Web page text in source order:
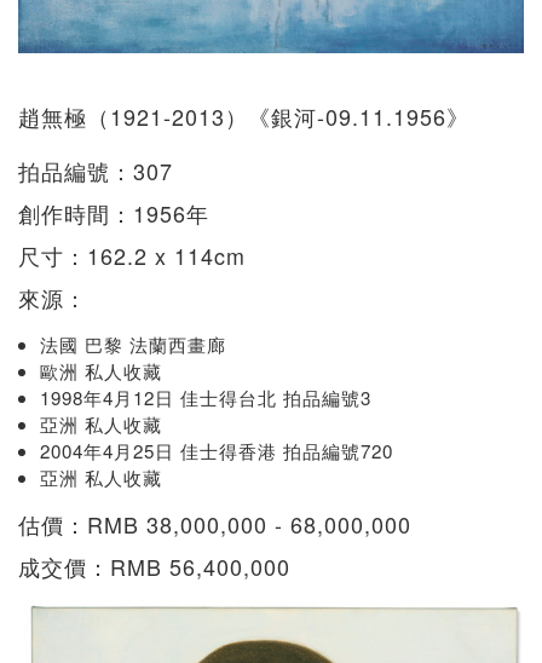
趙無極（1921-2013）《銀河-09.11.1956》
拍品編號：307
創作時間：1956年
尺寸：162.2 x 114cm
來源：
法國 巴黎 法蘭西畫廊
歐洲 私人收藏
1998年4月12日 佳士得台北 拍品編號3
亞洲 私人收藏
2004年4月25日 佳士得香港 拍品編號720
亞洲 私人收藏
估價：RMB 38,000,000 - 68,000,000
成交價：RMB 56,400,000